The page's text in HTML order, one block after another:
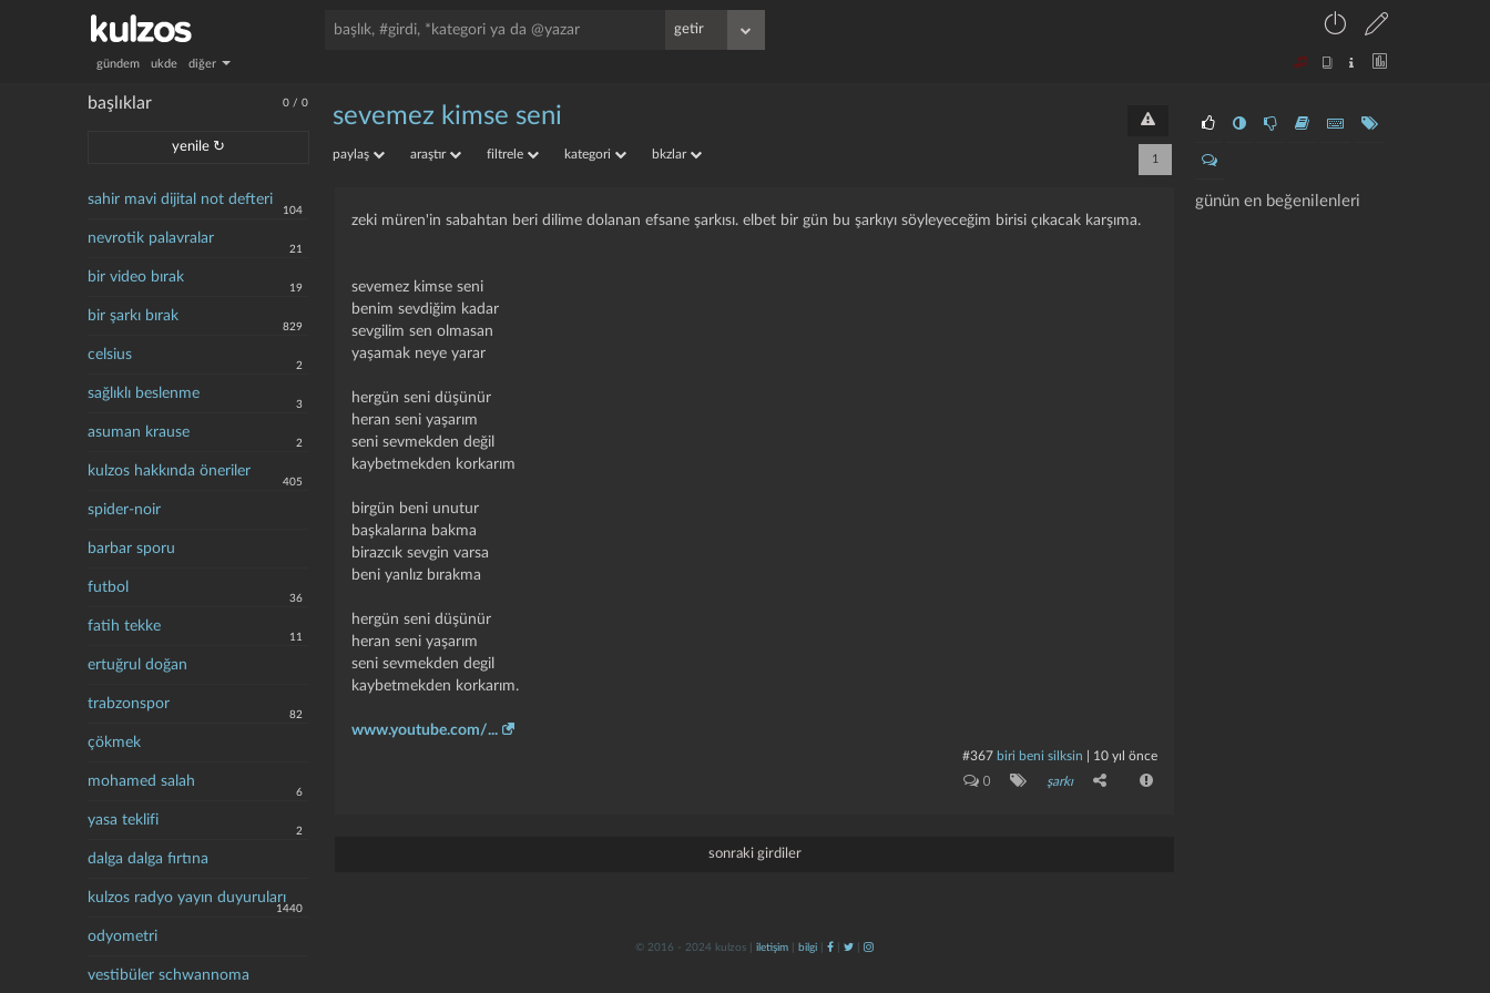
gündem ukde diğer
0 /0
başlıklar
yenile ↻
sahir mavi dijital not defteri
104
nevrotik palavralar
21
bir video bırak
19
bir şarkı bırak
829
celsius
2
sağlıklı beslenme
3
asuman krause
2
kulzos hakkında öneriler
405
spider-noir
barbar sporu
futbol
36
fatih tekke
11
ertuğrul doğan
trabzonspor
82
çökmek
mohamed salah
6
yasa teklifi
2
dalga dalga fırtına
kulzos radyo yayın duyuruları
1440
odyometri
vestibüler schwannoma
günün en beğenilenleri
sevemez kimse seni
paylaş araştır filtrele kategori bkzlar 1
zeki müren'in sabahtan beri dilime dolanan efsane şarkısı. elbet bir gün bu şarkıyı söyleyeceğim birisi çıkacak karşıma.
sevemez kimse seni
benim sevdiğim kadar
sevgilim sen olmasan
yaşamak neye yarar
hergün seni düşünür
heran seni yaşarım
seni sevmekden değil
kaybetmekden korkarım
birgün beni unutur
başkalarına bakma
birazcık sevgin varsa
beni yanlız bırakma
hergün seni düşünür
heran seni yaşarım
seni sevmekden degil
kaybetmekden korkarım.
www.youtube.com/...
#367 biri beni silksin 10 yıl önce
0 şarkı
sonraki girdiler
© 2016 - 2024 kulzos | iletişim bilgi